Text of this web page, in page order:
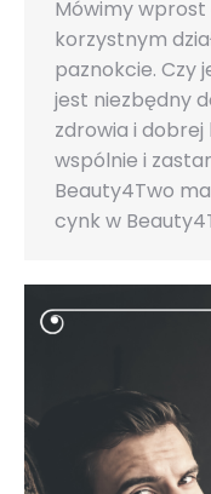
Mówimy wprost
korzystnym
paznokcie. Czy
jest niezbędny
zdrowia i
wspólnie i
Beauty4Two
cynk w